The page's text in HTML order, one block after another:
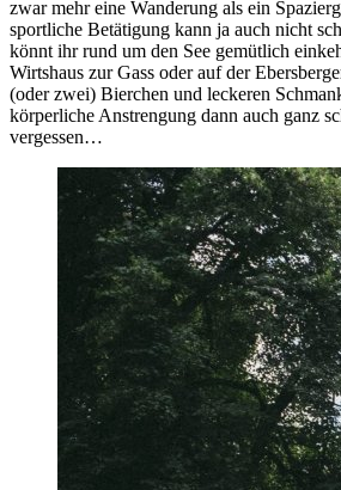
zwar mehr eine Wanderung als ein
sportliche Betätigung kann ja auch nicht
könnt ihr rund um den See gemütlich
Wirtshaus zur Gass oder auf der
(oder zwei) Bierchen und leckeren
körperliche Anstrengung dann auch ganz
vergessen…